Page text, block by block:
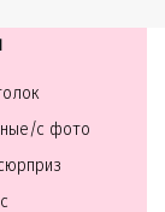
с фото